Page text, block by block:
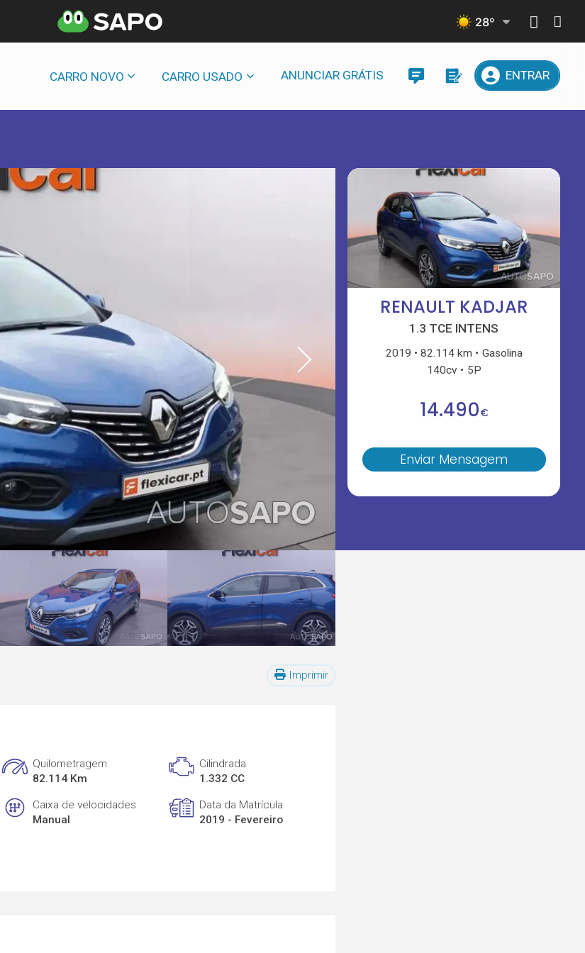
28º
CARRO NOVO CARRO USADO ANUNCIAR GRÁTIS ENTRAR
RENAULT KADJAR
1.3 TCE INTENS
2019 82.114 km
Gasolina
140cv
5P
14.490€
Enviar Mensagem
Imprimir
Quilometragem
82.114 Km
Cilindrada
1.332 CC
Caixa de velocidades
Manual
Data da Matrícula
2019 - Fevereiro